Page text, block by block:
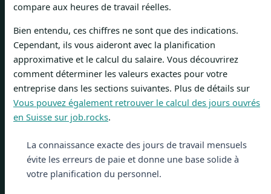
compare aux heures de travail réelles.
Bien entendu, ces chiffres ne sont que des indications.
Cependant, ils vous aideront avec la planification
approximative et le calcul du salaire. Vous découvrirez
comment déterminer les valeurs exactes pour votre
entreprise dans les sections suivantes. Plus de détails sur
Vous pouvez également retrouver le calcul des jours ouvrés
en Suisse sur job.rocks.
La connaissance exacte des jours de travail mensuels
évite les erreurs de paie et donne une base solide à
votre planification du personnel.